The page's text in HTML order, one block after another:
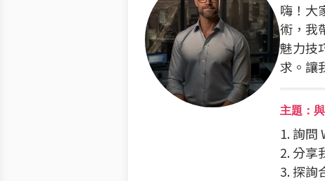
嗨！大
術，我
魅力技
求。讓
主題：
1. 詢問
2. 分享
3. 探詢